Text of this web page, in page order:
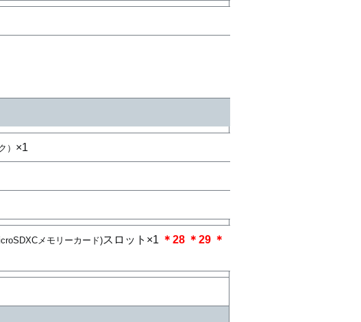
） ×1
メモリーカード)スロット×1 ＊28 ＊29 ＊